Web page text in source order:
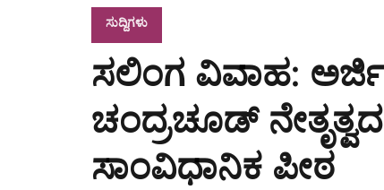
ಸುದ್ದಿಗಳು
ಸಲಿಂಗ ವಿವಾಹ:
ಚಂದ್ರಚೂಡ್
ಸಾಂವಿಧಾನಿಕ ಪೀಠ